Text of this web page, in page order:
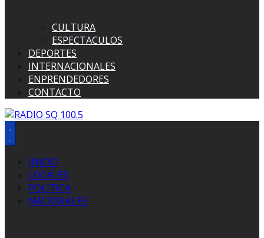
CULTURA
ESPECTACULOS
DEPORTES
INTERNACIONALES
ENPRENDEDORES
CONTACTO
INICIO
LOCALES
POLITICA
NACIONALES